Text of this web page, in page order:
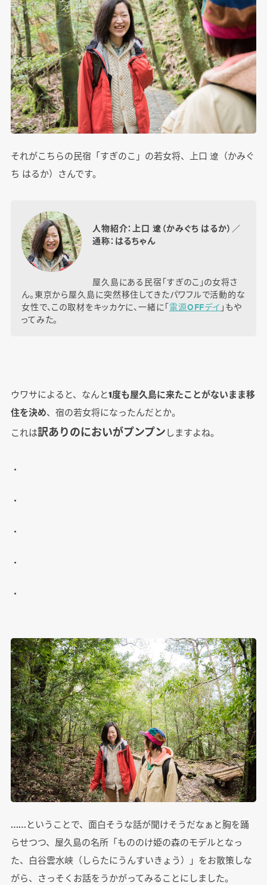
それがこちらの民宿「すぎのこ」の若女将、上口 遼（かみぐ
ち はるか）さんです。
人物紹介：上口 遼（かみぐち はるか）／
通称：はるちゃん
屋久島にある民宿「すぎのこ」の女将さ
ん。東京から屋久島に突然移住してきたパワフルで活動的な
女性で、この取材をキッカケに、一緒に「電源OFFデイ 」もや
ってみた。
ウワサによると、なんと1度も屋久島に来たことがないまま移
住を決め、宿の若女将になったんだとか。
これは訳ありのにおいがプンプンしますよね。
・
・
・
・
・
……ということで、面白そうな話が聞けそうだなぁと胸を踊
らせつつ、屋久島の名所「もののけ姫の森のモデルとなっ
た、白谷雲水峡（しらたにうんすいきょう）」をお散策しな
がら、さっそくお話をうかがってみることにしました。